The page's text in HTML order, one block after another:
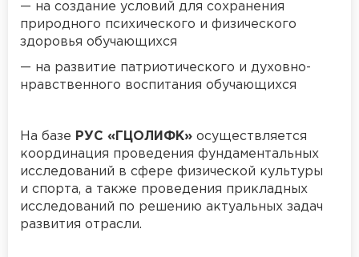
— на создание условий для сохранения
природного психического и физического
здоровья обучающихся
— на развитие патриотического и духовно-
нравственного воспитания обучающихся
На базе РУС «ГЦОЛИФК» осуществляется
координация проведения фундаментальных
исследований в сфере физической культуры
и спорта, а также проведения прикладных
исследований по решению актуальных задач
развития отрасли.